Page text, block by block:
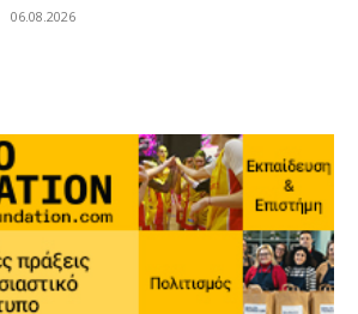
06.08.2026